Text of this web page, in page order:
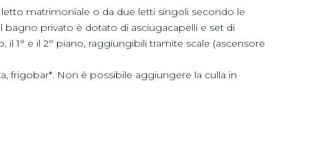
matrimoniale o da due letti singoli secondo le
privato è dotato di asciugacapelli e set di
1° e il 2° piano, raggiungibili tramite scale (ascensore
frigobar*. Non è possibile aggiungere la culla in